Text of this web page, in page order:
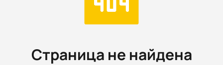
Страница не найдена